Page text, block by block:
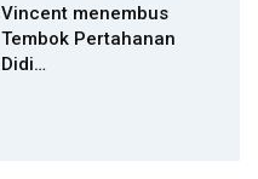
Vincent menembus
Tembok Pertahanan
Didi…